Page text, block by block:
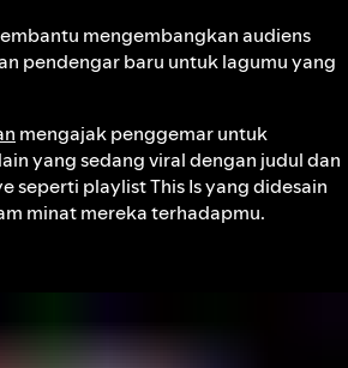
mengembangkan audiens
pendengar baru untuk lagumu yang
mengajak penggemar untuk
yang sedang viral dengan judul dan
seperti playlist This Is yang didesain
minat mereka terhadapmu.